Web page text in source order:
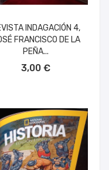
INDAGACIÓN 4,
FRANCISCO DE LA
PEÑA...
3,00 €